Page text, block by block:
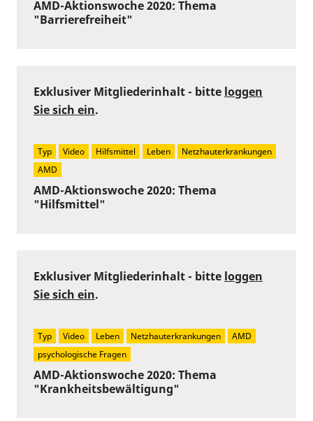
AMD-Aktionswoche 2020: Thema
"Barrierefreiheit"
AMD-Aktionswoche 2020: Thema
"Hilfsmittel"
Exklusiver Mitgliederinhalt - bitte loggen
Sie sich ein.
Typ Video Hilfsmittel Leben
Netzhauterkrankungen
AMD
AMD-Aktionswoche 2020: Thema
"Krankheitsbewältigung"
Exklusiver Mitgliederinhalt - bitte loggen
Sie sich ein.
Typ Video Leben Netzhauterkrankungen
AMD
psychologische Fragen